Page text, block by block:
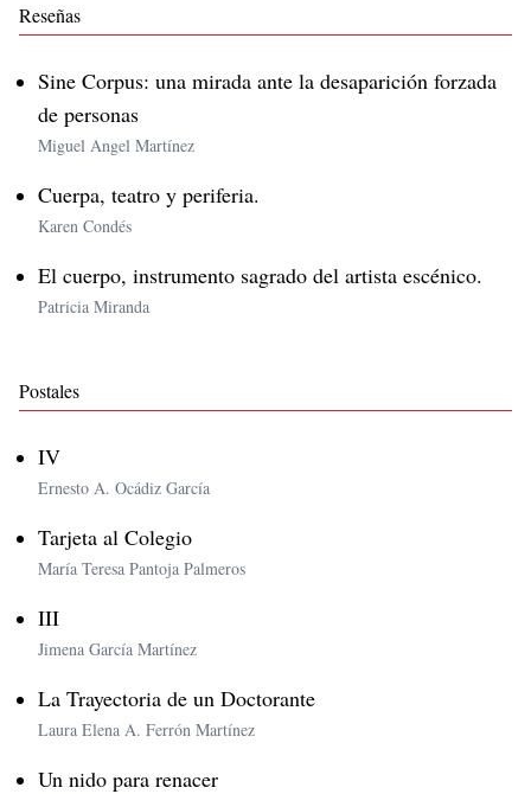
Reseñas
Sine Corpus: una mirada ante la desaparición forzada
de personas
Miguel Angel Martínez
Cuerpa, teatro y periferia.
Karen Condés
El cuerpo, instrumento sagrado del artista escénico.
Patricia Miranda
Postales
IV
Ernesto A. Ocádiz García
Tarjeta al Colegio
María Teresa Pantoja Palmeros
III
Jimena García Martínez
La Trayectoria de un Doctorante
Laura Elena A. Ferrón Martínez
Un nido para renacer